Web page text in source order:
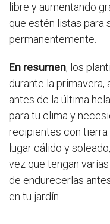
libre y aumentando
que estén listas para
permanentemente.
En resumen, los
durante la primavera,
antes de la última
para tu clima y
recipientes con tierra
lugar cálido y
vez que tengan
de endurecerlas
en tu jardín.